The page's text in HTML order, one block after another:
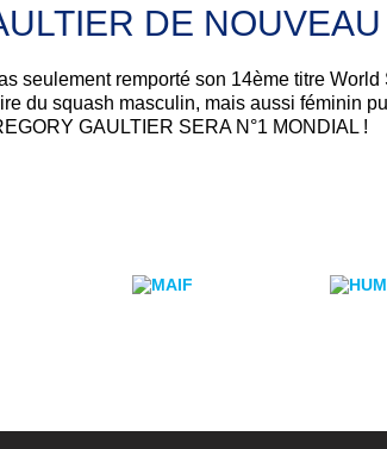
DE
seulement remporté son 14ème titre
du squash masculin, mais aussi féminin
GAULTIER SERA N°1 MONDIAL !